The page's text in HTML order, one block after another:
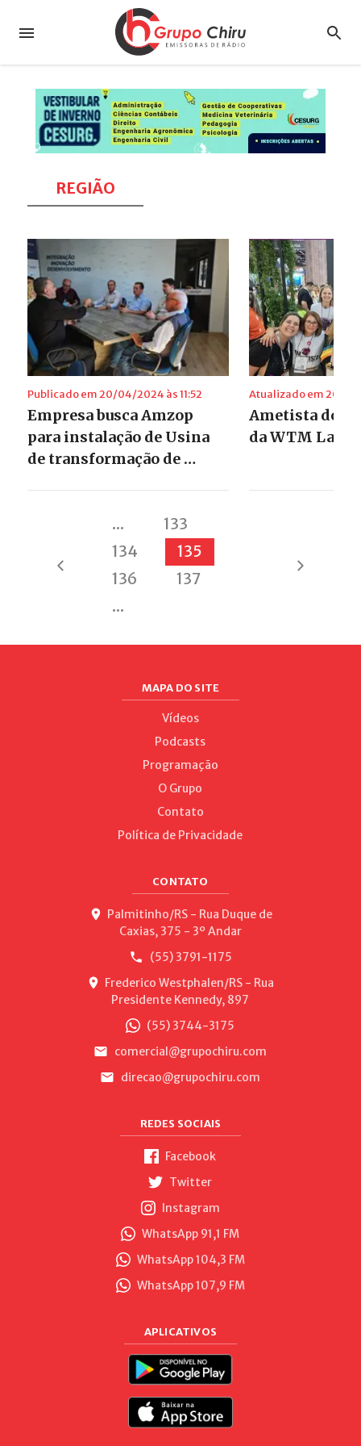
REGIÃO
Publicado em 20/04/2024 às 11:52
Empresa busca Amzop
para instalação de Usina
de transformação de …
Atualizado em 20/04/
Ametista do
da WTM Latin
...
133
134
135
136
137
...
MAPA DO SITE
Vídeos
Podcasts
Programação
O Grupo
Contato
Política de Privacidade
CONTATO
Palmitinho/RS - Rua Duque de
Caxias, 375 - 3º Andar
(55) 3791-1175
Frederico Westphalen/RS - Rua
Presidente Kennedy, 897
(55) 3744-3175
comercial@grupochiru.com
direcao@grupochiru.com
REDES SOCIAIS
Facebook
Twitter
Instagram
WhatsApp 91,1 FM
WhatsApp 104,3 FM
WhatsApp 107,9 FM
APLICATIVOS